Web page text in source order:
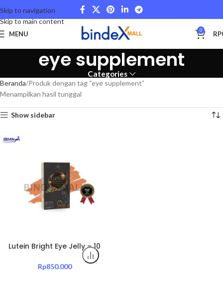
Skip to navigation
Skip to main content
MENU 0 RP
eye supplement
Categories
Beranda Produk dengan tag “eye supplement”
Menampilkan hasil tunggal
Show sidebar
Lutein Bright Eye Jelly – 10
Sachet Jelly Mata dengan
Sacha Inchi & Gac Fruit
Rp850.000